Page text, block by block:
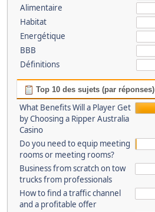
Alimentaire
Habitat
Energétique
BBB
Définitions
Top 10 des sujets (par réponses)
What Benefits Will a Player Get
by Choosing a Ripper Australia
Casino
Do you need to equip meeting
rooms or meeting rooms?
Business from scratch on tow
trucks from professionals
How to find a traffic channel
and a profitable offer